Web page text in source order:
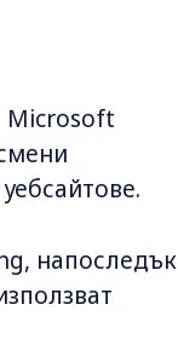
Microsoft
напоследък